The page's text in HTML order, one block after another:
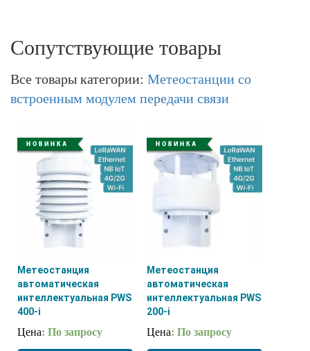
Сопутствующие товары
Все товары категории: Метеостанции со
встроенным модулем передачи связи
Метеостанция
автоматическая
интеллектуальная PWS
400-i
Цена: По запросу
Метеостанция
автоматическая
интеллектуальная PWS
200-i
Цена: По запросу